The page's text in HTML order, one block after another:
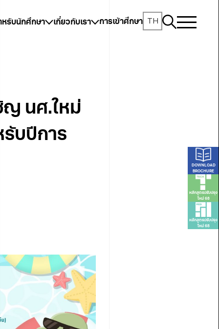
หรับนักศึกษา เกี่ยวกับเรา การเข้าศึกษา TH
DOWNLOAD
BROCHURE
หลักสูตรปรับปรุง
ใหม่ 68
หลักสูตรปรับปรุง
ใหม่ 68
ญ นศ.ใหม่
รับปีการ